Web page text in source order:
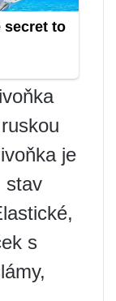
je
stav
s